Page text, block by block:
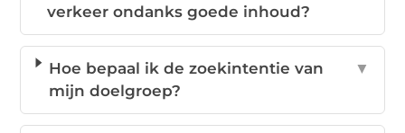
verkeer ondanks goede inhoud?
Hoe bepaal ik de zoekintentie van
mijn doelgroep?
▼